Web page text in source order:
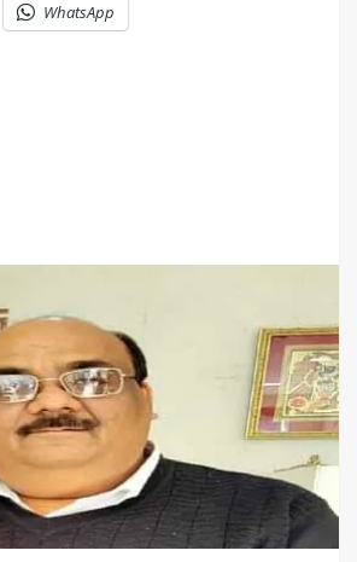
WhatsApp